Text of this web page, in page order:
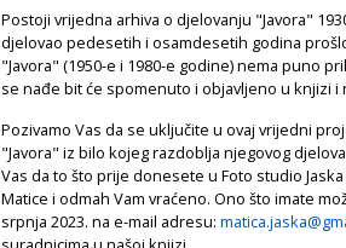
Postoji vrijedna arhiva o djelovanju "Javora"
djelovao pedesetih i osamdesetih godina
"Javora" (1950-e i 1980-e godine) nema puno
se nađe bit će spomenuto i objavljeno u
Pozivamo Vas da se uključite u ovaj vrijedni
"Javora" iz bilo kojeg razdoblja njegovog
Vas da to što prije donesete u Foto studio
Matice i odmah Vam vraćeno. Ono što imate
srpnja 2023. na e-mail adresu: